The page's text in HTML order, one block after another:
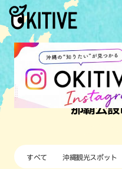
那覇公
すべて 沖縄観光スポット